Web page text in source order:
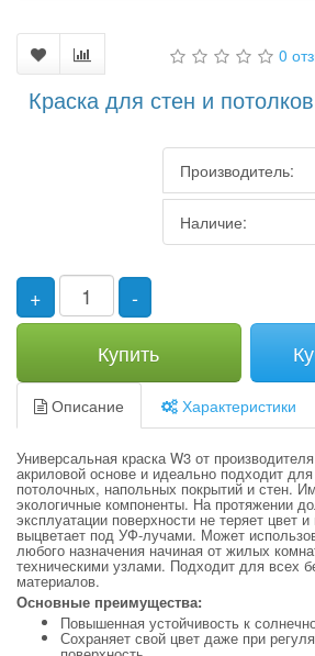
0
Краска для стен и
Производитель:
Наличие:
+
-
Купить
Описание Характеристики
Универсальная краска W3 от
акриловой основе и идеально подходит
потолочных, напольных покрытий и стен.
экологичные компоненты. На протяжении
эксплуатации поверхности не теряет цвет
выцветает под УФ-лучами. Может
любого назначения начиная от жилых
техническими узлами. Подходит для всех
материалов.
Основные преимущества:
Повышенная устойчивость к
Сохраняет свой цвет даже при